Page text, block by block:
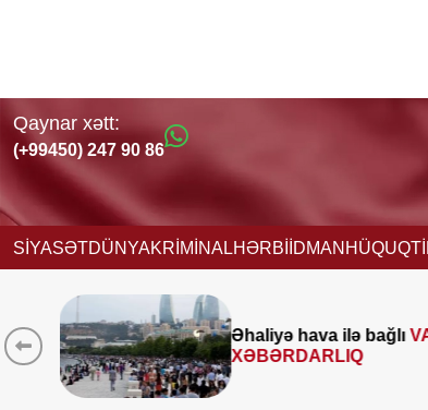
Qaynar xətt:
(+99450) 247 90 86
SİYASƏTDÜNYAKRİMİNAL HƏRBİİDMANHÜQUQ
Əhaliyə hava ilə bağlı
XƏBƏRDARLIQ